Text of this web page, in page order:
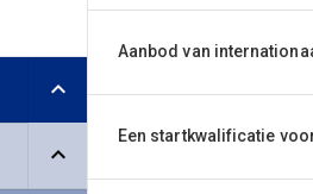
Aanbod van
Een startkwalificatie